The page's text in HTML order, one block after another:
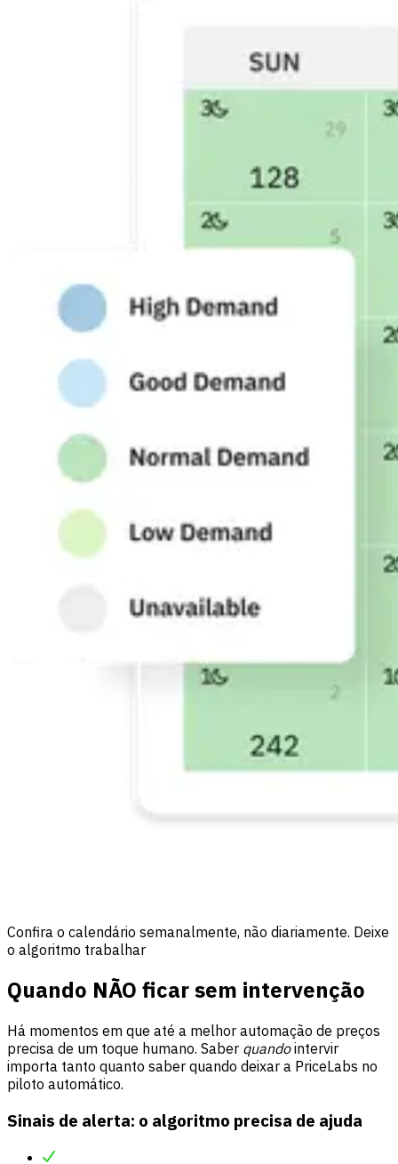
Confira o calendário semanalmente, não diariamente. Deixe
o algoritmo trabalhar
Quando NÃO ficar sem intervenção
Há momentos em que até a melhor automação de preços
precisa de um toque humano. Saber quandointervir
importa tanto quanto saber quando deixar a PriceLabs no
piloto automático.
Sinais de alerta: o algoritmo precisa de ajuda